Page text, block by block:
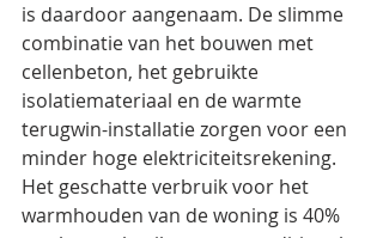
is daardoor aangenaam. De slimme
combinatie van het bouwen met
cellenbeton, het gebruikte
isolatiemateriaal en de warmte
terugwin-installatie zorgen voor een
minder hoge elektriciteitsrekening.
Het geschatte verbruik voor het
warmhouden van de woning is 40%